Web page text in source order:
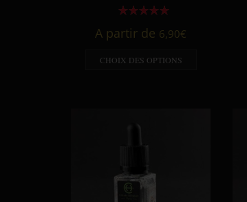
A partir de 6,90€
CHOIX DES OPTIONS